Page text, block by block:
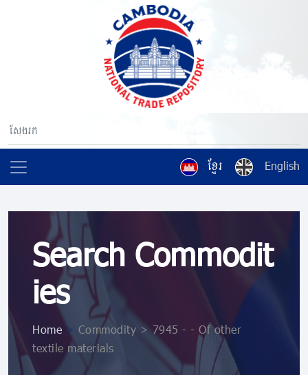
ខ្មែរ English
Search Commodit
ies
Home > Commodity > 7945 - - Of other
textile materials